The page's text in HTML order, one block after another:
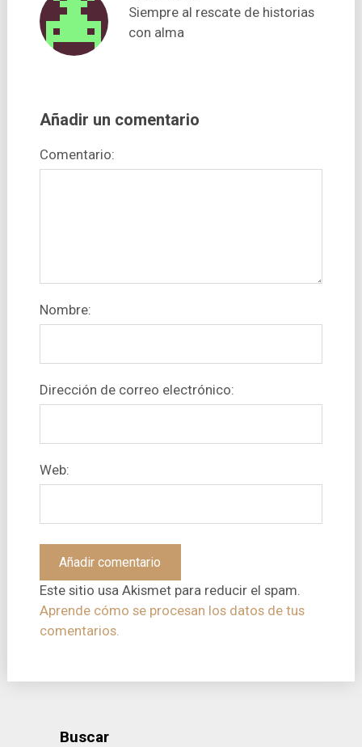
Siempre al rescate de historias
con alma
Añadir un comentario
Comentario:
Nombre:
Dirección de correo electrónico:
Web:
Este sitio usa Akismet para reducir el spam.
Aprende cómo se procesan los datos de tus
comentarios.
Buscar